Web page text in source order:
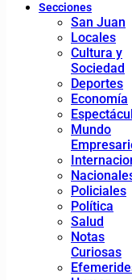
Secciones
San Juan
Locales
Cultura y
Sociedad
Deportes
Economía
Mundo
Policiales
Política
Salud
Notas
Curiosas